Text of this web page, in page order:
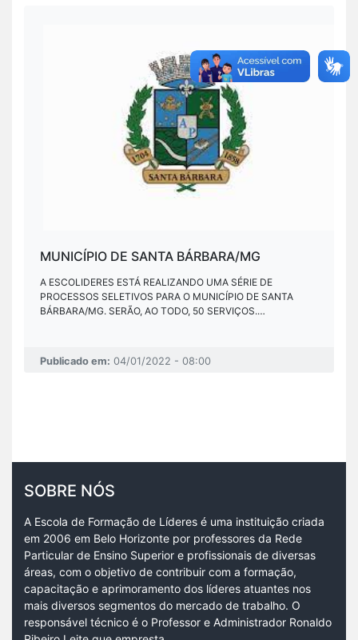
MUNICÍPIO DE SANTA BÁRBARA/MG
A ESCOLIDERES ESTÁ REALIZANDO UMA SÉRIE DE
PROCESSOS SELETIVOS PARA O MUNICÍPIO DE SANTA
BÁRBARA/MG. SERÃO, AO TODO, 50 SERVIÇOS.…
Publicado em: 04/01/2022 - 08:00
SOBRE NÓS
A Escola de Formação de Líderes é uma instituição criada
em 2006 em Belo Horizonte por professores da Rede
Particular de Ensino Superior e profissionais de diversas
áreas, com o objetivo de contribuir com a formação,
capacitação e aprimoramento dos líderes atuantes nos
mais diversos segmentos do mercado de trabalho. O
responsável técnico é o Professor e Administrador Ronaldo